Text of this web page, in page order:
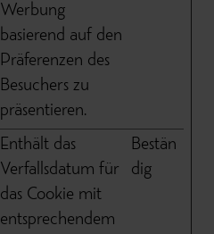
Werbung
basierend auf den
Präferenzen des
Besuchers zu
präsentieren.
Enthält das
Verfallsdatum für
das Cookie mit
entsprechendem
Bestän
dig